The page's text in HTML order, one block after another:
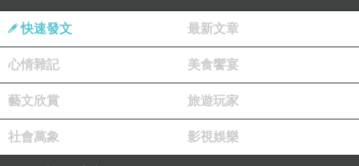
來這個島嶼也是研究恐龍再生的實驗島
嶼，因一次事故發生生化危機，所有的
人都撤出島嶼後，變成恐龍野放的密閉
環境，成為聯合國保護的地區，沒有特
許無法進入該島嶼。
快速發文 最新文章
心情雜記 美食饗宴
藝文欣賞 旅遊玩家
社會萬象 影視娛樂